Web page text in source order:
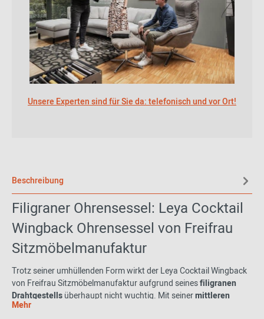
Unsere Experten sind für Sie da: telefonisch und vor Ort!
Beschreibung
Filigraner Ohrensessel: Leya Cocktail
Wingback Ohrensessel von Freifrau
Sitzmöbelmanufaktur
Trotz seiner umhüllenden Form wirkt der Leya Cocktail Wingback
von Freifrau Sitzmöbelmanufaktur aufgrund seinesfiligranen
Drahtgestellsüberhaupt nicht wuchtig. Mit seinermittleren
Größe
Mehr